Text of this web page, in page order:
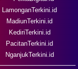
LamonganTerkini.id
MadiunTerkini.id
KediriTerkini.id
PacitanTerkini.id
NganjukTerkini.id